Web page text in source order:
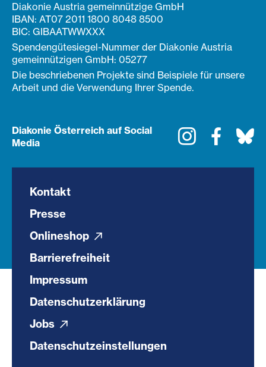
Diakonie Austria gemeinnützige GmbH
IBAN: AT07 2011 1800 8048 8500
BIC: GIBAATWWXXX
Spendengütesiegel-Nummer der Diakonie Austria
gemeinnützigen GmbH: 05277
Die beschriebenen Projekte sind Beispiele für unsere
Arbeit und die Verwendung Ihrer Spende.
Diakonie Österreich auf Social
Media
Instagram
Kontakt
Presse
Onlineshop
Barrierefreiheit
Impressum
Datenschutzerklärung
Jobs
Datenschutzeinstellungen